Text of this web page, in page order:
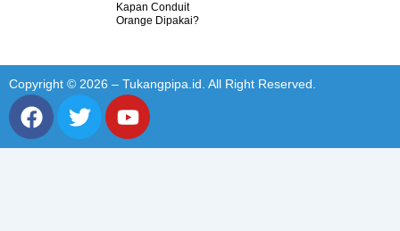
Kapan Conduit
Orange Dipakai?
Copyright © 2026 – Tukangpipa.id. All Right Reserved.
F
a
c
T
w
i
Y
o
u